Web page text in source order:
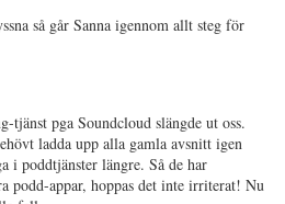
så går Sanna igennom allt steg för
tjänst pga Soundcloud slängde ut oss.
ladda upp alla gamla avsnitt igen
i poddtjänster längre. Så de har
podd-appar, hoppas det inte irriterat! Nu